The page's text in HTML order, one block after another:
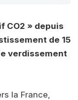
CO2 » depuis
de 15
verdissement
la France,